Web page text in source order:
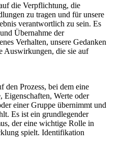
die Verpflichtung, die
zu tragen und für unsere
verantwortlich zu sein. Es
Übernahme der
Verhalten, unsere Gedanken
Auswirkungen, die sie auf
den Prozess, bei dem eine
Eigenschaften, Werte oder
einer Gruppe übernimmt und
Es ist ein grundlegender
der eine wichtige Rolle in
spielt. Identifikation